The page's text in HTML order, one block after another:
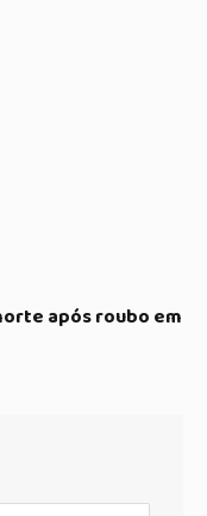
após roubo em